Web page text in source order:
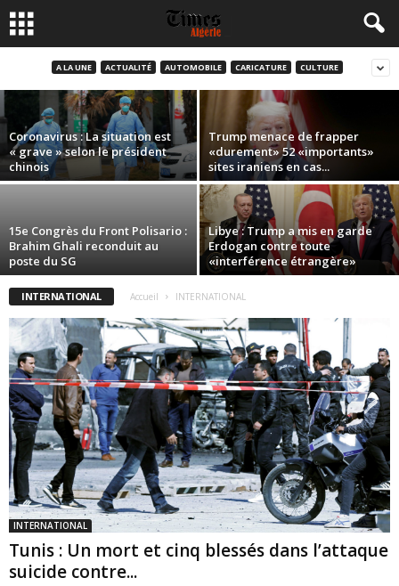
A LA UNE ACTUALITÉ AUTOMOBILE CARICATURE CULTURE
Accident de bus en Tunisie : au moins 24
morts
Rédaction - 1 décembre 2019
Coronavirus : La situation est
« grave » selon le président
chinois
Trump menace de frapper
«durement» 52 «importants»
sites iraniens en cas...
15e Congrès du Front Polisario :
Brahim Ghali reconduit au
poste du SG
Libye : Trump a mis en garde
Erdogan contre toute
«interférence étrangère»
INTERNATIONAL Accueil INTERNATIONAL
INTERNATIONAL
Tunis : Un mort et cinq blessés dans l’attaque
suicide contre...